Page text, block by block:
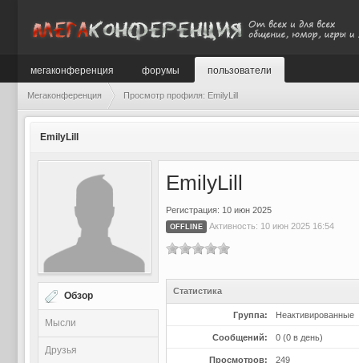
мегаконференция форумы пользователи
Мегаконференция Просмотр профиля: EmilyLill
EmilyLill
Обзор
Мысли
Друзья
EmilyLill
Регистрация: 10 июн 2025
OFFLINE Активность: 10 июн 2025 16:54
Статистика
Группа: Неактивированные
Сообщений: 0 (0 в день)
Просмотров: 249